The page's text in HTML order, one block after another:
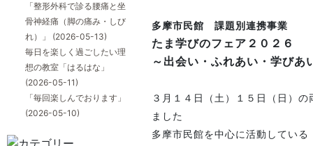
多摩市民館 課題別連携事業
たま学びのフェア２０２６
～出会い・ふれあい・学びあ
３月１４日（土）１５日（日）
ました
多摩市民館を中心に活動してい
「整形外科で診る腰痛と坐
骨神経痛（脚の痛み・しび
れ）」 (2026-05-13)
毎日を楽しく過ごしたい理
想の教室「はるはな」
(2026-05-11)
「毎回楽しんでおります」
(2026-05-10)